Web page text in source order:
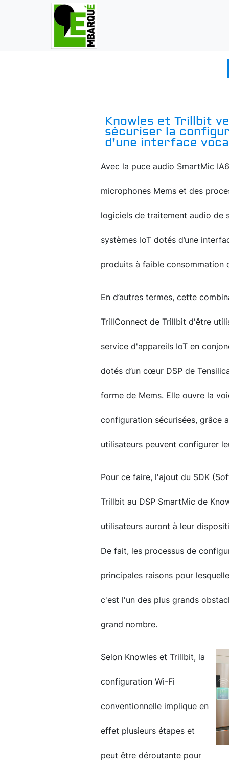
Knowles et Trillbit
sécuriser la
d’une interface
Avec la puce audio SmartMic
microphones Mems et des
logiciels de traitement audio de
systèmes IoT dotés d’une
produits à faible consommation
En d’autres termes, cette
TrillConnect de Trillbit d'être
service d'appareils IoT en
dotés d’un cœur DSP de
forme de Mems. Elle ouvre la
configuration sécurisées, grâce
utilisateurs peuvent configurer
Pour ce faire, l'ajout du SDK
Trillbit au DSP SmartMic de
utilisateurs auront à leur
De fait, les processus de
principales raisons pour
c'est l'un des plus grands
grand nombre.
Selon Knowles et Trillbit, la
configuration Wi-Fi
conventionnelle implique en
effet plusieurs étapes et
peut être déroutante pour